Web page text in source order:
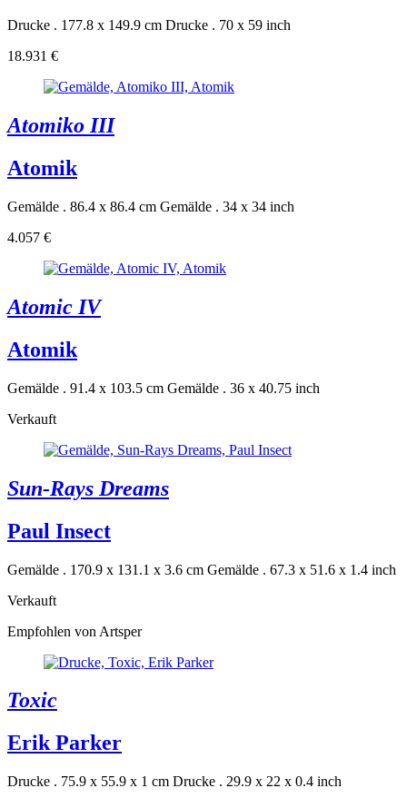
Drucke . 177.8 x 149.9 cm Drucke . 70 x 59 inch
18.931 €
Atomiko III
Atomik
Gemälde . 86.4 x 86.4 cm Gemälde . 34 x 34 inch
4.057 €
Atomic IV
Atomik
Gemälde . 91.4 x 103.5 cm Gemälde . 36 x 40.75 inch
Verkauft
Sun-Rays Dreams
Paul Insect
Gemälde . 170.9 x 131.1 x 3.6 cm Gemälde . 67.3 x 51.6 x 1.4 inch
Verkauft
Empfohlen von Artsper
Toxic
Erik Parker
Drucke . 75.9 x 55.9 x 1 cm Drucke . 29.9 x 22 x 0.4 inch